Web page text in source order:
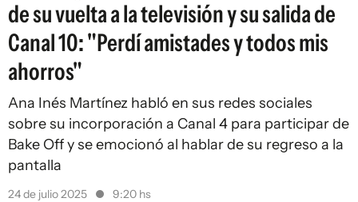
de su vuelta a la televisión y su salida de
Canal 10: "Perdí amistades y todos mis
ahorros"
Ana Inés Martínez habló en sus redes sociales
sobre su incorporación a Canal 4 para participar de
Bake Off y se emocionó al hablar de su regreso a la
pantalla
24 de julio 2025 9:20 hs